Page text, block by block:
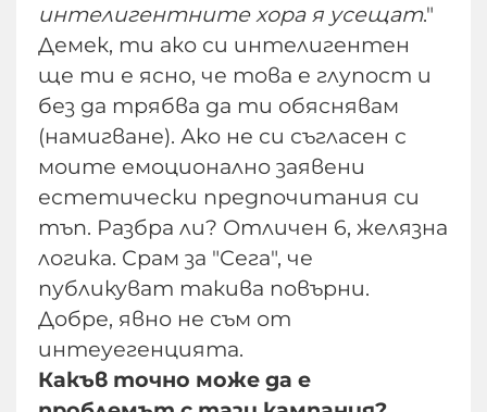
интелигентните хора я усещат."
Демек, ти ако си интелигентен
ще ти е ясно, че това е глупост и
без да трябва да ти обяснявам
(намигване). Ако не си съгласен с
моите емоционално заявени
естетически предпочитания си
тъп. Разбра ли? Отличен 6, желязна
логика. Срам за "Сега", че
публикуват такива повърни.
Добре, явно не съм от
интеуегенцията.
Какъв точно може да е